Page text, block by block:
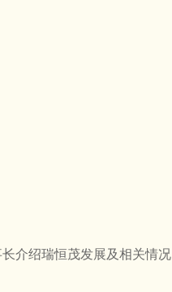
介绍瑞恒茂发展及相关情况